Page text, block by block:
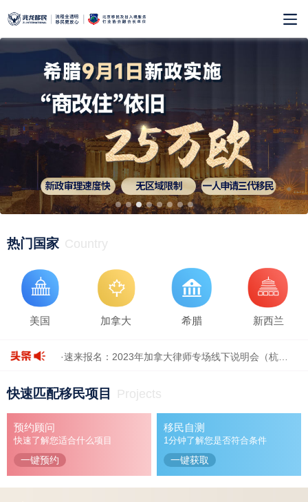
热门国家 Country
美国 加拿大 希腊 新西兰
·速来报名：2023年加拿大律师专场线下说明会（杭…
·国际信用评级机构惠誉发布最新希腊评级，距离“…
·2022年申请数量翻倍，马耳他移民在国人中的受喜…
·兆龙新春特别企划：新生代聚落，暖聚夏洛特…
快速匹配移民项目 Projects
预约顾问
快速了解您适合什么项目
一键预约
移民自测
1分钟了解您是否符合条件
一键获取